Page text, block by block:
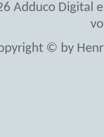
Adduco Digital
© by